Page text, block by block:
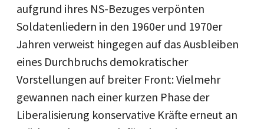
aufgrund ihres NS-Bezuges verpönten
Soldatenliedern in den 1960er und 1970er
Jahren verweist hingegen auf das Ausbleiben
eines Durchbruchs demokratischer
Vorstellungen auf breiter Front: Vielmehr
gewannen nach einer kurzen Phase der
Liberalisierung konservative Kräfte erneut an